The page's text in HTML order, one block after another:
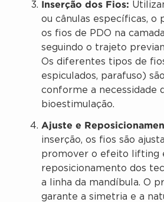
Inserção dos Fios:
ou cânulas específicas, o
os fios de PDO na
seguindo o trajeto
Os diferentes tipos de
espiculados, parafuso)
conforme a necessidade
bioestimulação.
Ajuste e
inserção, os fios são
promover o efeito lifting
reposicionamento dos
a linha da mandíbula. O
garante a simetria e a